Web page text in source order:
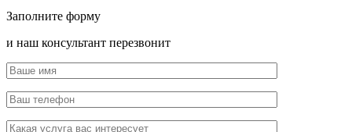
Заполните форму
и наш консультант перезвонит